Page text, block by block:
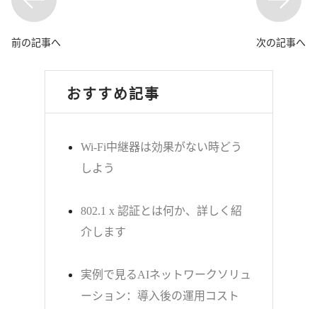
前の記事へ 次の記事へ
おすすめ記事
Wi-Fi中継器は効果がない時どう
しよう
802.1 x 認証とは何か、詳しく紹
介します
実例で見るAIネットワークソリュ
ーション：導入後の運用コスト